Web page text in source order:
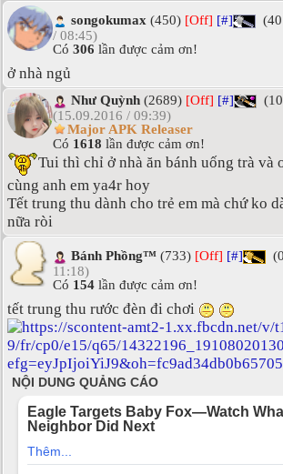
songokumax (450) [Off] [#]
/ 08:45)
Có 306 lần được cảm ơn!
ở nhà ngủ
Như Quỳnh (2689) [Off] [#]
(15.09.2016 / 09:39)
Major APK Releaser
Có 1618 lần được cảm ơn!
Tui thì chỉ ở nhà ăn bánh uống trà và
cùng anh em ya4r hoy
Tết trung thu dành cho trẻ em mà chứ ko
nữa ròi
Bánh Phồng™ (733) [Off] [#]
11:18)
Có 154 lần được cảm ơn!
tết trung thu rước đèn đi chơi